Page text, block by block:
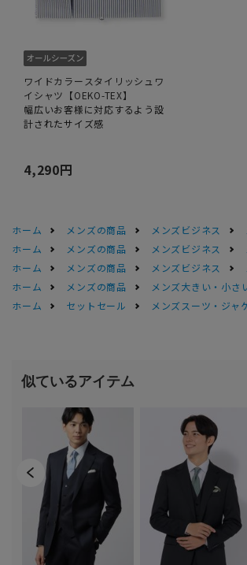
ワイドカラースタイリッシュワ
イシャツ【OEKO-TEX】
幅広いお客様に対応するよう設
計されたサイズ感
4,290円
ホーム メンズの商品 メンズビジネス
ホーム
メンズの商品 メンズビジネス
ホーム
メンズの商品 メンズビジネス
ホーム
メンズの商品 メンズ大きい・小さ
ホーム
セットセール メンズスーツ・ジャ